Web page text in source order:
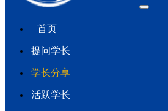
首页
提问学长
学长分享
活跃学长